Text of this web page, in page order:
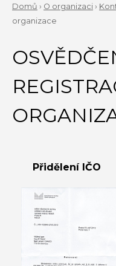
YOU
ARE
HERE
Domů › O organizaci ›
organizace
to
top
Přidělení IČO